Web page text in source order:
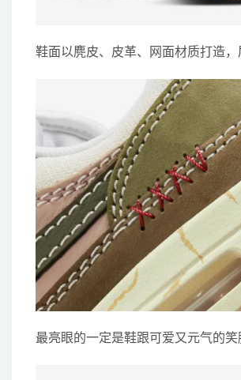
鞋面以麂皮、皮革、网面材质打造
最亮眼的一定是鞋跟可爱又元气的